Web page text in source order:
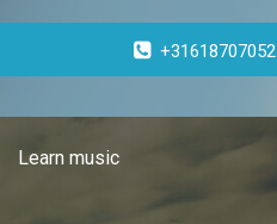
+31618707052
Learn music